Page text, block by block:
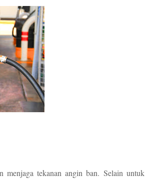
menjaga tekanan angin ban. Selain untuk